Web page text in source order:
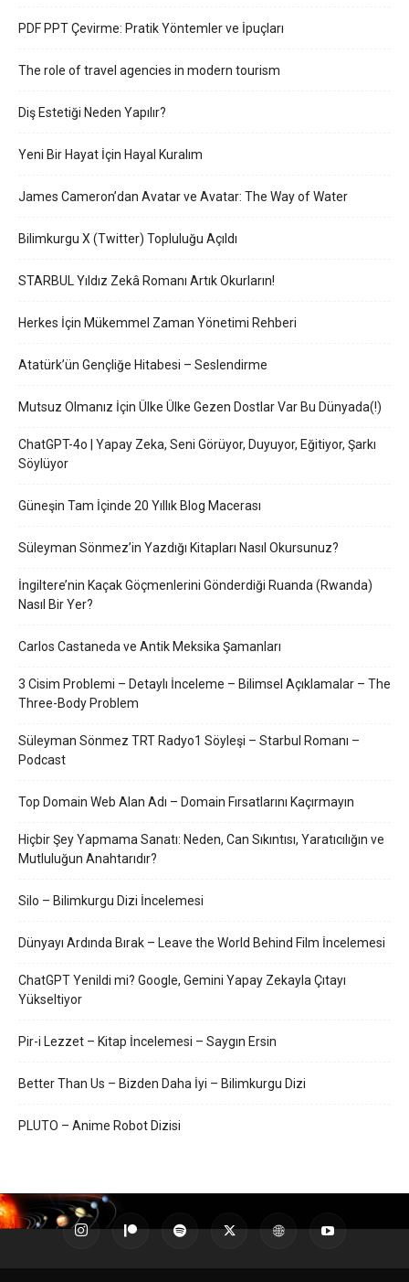
PDF PPT Çevirme: Pratik Yöntemler ve İpuçları
The role of travel agencies in modern tourism
Diş Estetiği Neden Yapılır?
Yeni Bir Hayat İçin Hayal Kuralım
James Cameron’dan Avatar ve Avatar: The Way of Water
Bilimkurgu X (Twitter) Topluluğu Açıldı
STARBUL Yıldız Zekâ Romanı Artık Okurların!
Herkes İçin Mükemmel Zaman Yönetimi Rehberi
Atatürk’ün Gençliğe Hitabesi – Seslendirme
Mutsuz Olmanız İçin Ülke Ülke Gezen Dostlar Var Bu Dünyada(!)
ChatGPT-4o | Yapay Zeka, Seni Görüyor, Duyuyor, Eğitiyor, Şarkı
Söylüyor
Güneşin Tam İçinde 20 Yıllık Blog Macerası
Süleyman Sönmez’in Yazdığı Kitapları Nasıl Okursunuz?
İngiltere’nin Kaçak Göçmenlerini Gönderdiği Ruanda (Rwanda)
Nasıl Bir Yer?
Carlos Castaneda ve Antik Meksika Şamanları
3 Cisim Problemi – Detaylı İnceleme – Bilimsel Açıklamalar – The
Three-Body Problem
Süleyman Sönmez TRT Radyo1 Söyleşi – Starbul Romanı –
Podcast
Top Domain Web Alan Adı – Domain Fırsatlarını Kaçırmayın
Hiçbir Şey Yapmama Sanatı: Neden, Can Sıkıntısı, Yaratıcılığın ve
Mutluluğun Anahtarıdır?
Silo – Bilimkurgu Dizi İncelemesi
Dünyayı Ardında Bırak – Leave the World Behind Film İncelemesi
ChatGPT Yenildi mi? Google, Gemini Yapay Zekayla Çıtayı
Yükseltiyor
Pir-i Lezzet – Kitap İncelemesi – Saygın Ersin
Better Than Us – Bizden Daha İyi – Bilimkurgu Dizi
PLUTO – Anime Robot Dizisi